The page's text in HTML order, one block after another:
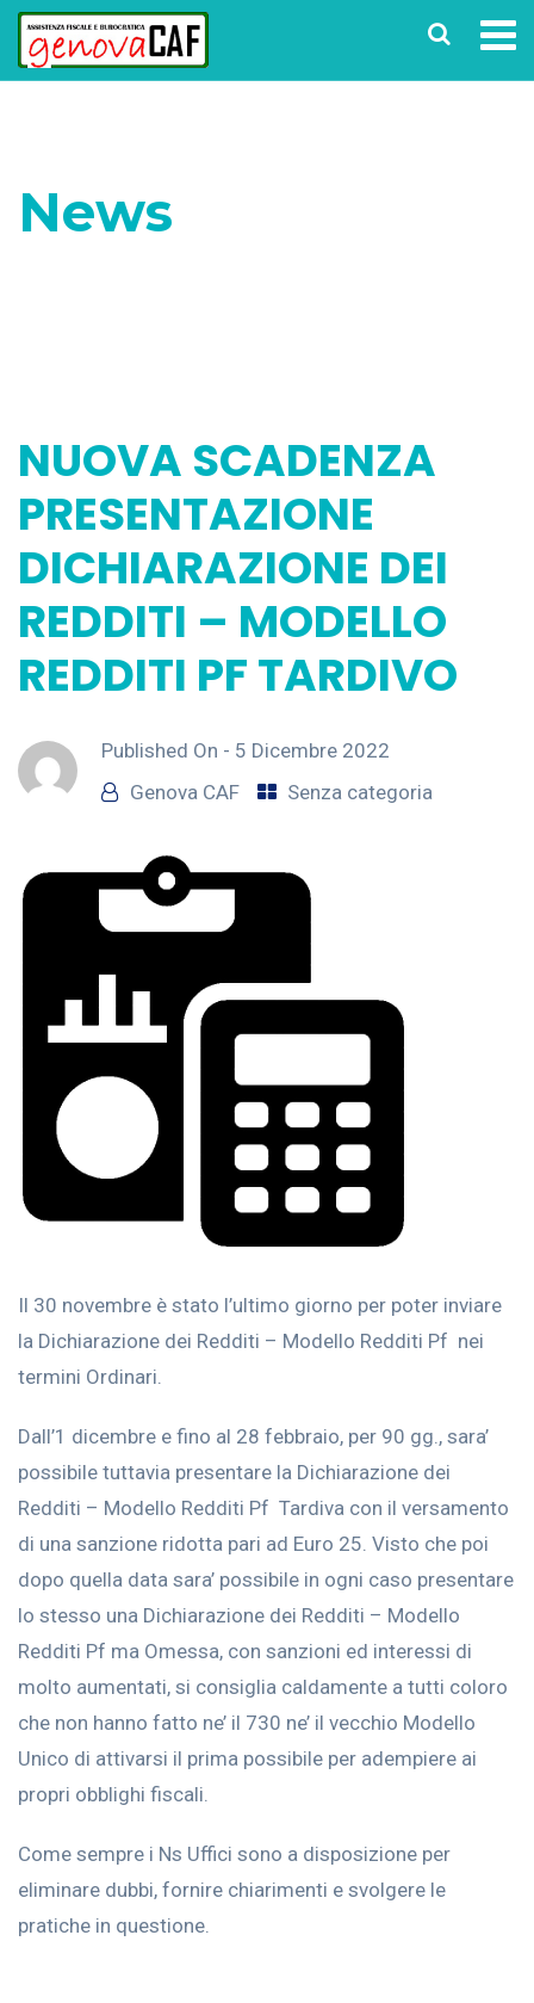
News
NUOVA SCADENZA
PRESENTAZIONE
DICHIARAZIONE DEI
REDDITI – MODELLO
REDDITI PF TARDIVO
Published On - 5 Dicembre 2022
Genova CAF
Senza categoria
Il 30 novembre è stato l’ultimo giorno per poter inviare
la Dichiarazione dei Redditi – Modello Redditi Pf nei
termini Ordinari.
Dall’1 dicembre e fino al 28 febbraio, per 90 gg., sara’
possibile tuttavia presentare la Dichiarazione dei
Redditi – Modello Redditi Pf Tardiva con il versamento
di una sanzione ridotta pari ad Euro 25. Visto che poi
dopo quella data sara’ possibile in ogni caso presentare
lo stesso una Dichiarazione dei Redditi – Modello
Redditi Pf ma Omessa, con sanzioni ed interessi di
molto aumentati, si consiglia caldamente a tutti coloro
che non hanno fatto ne’ il 730 ne’ il vecchio Modello
Unico di attivarsi il prima possibile per adempiere ai
propri obblighi fiscali.
Come sempre i Ns Uffici sono a disposizione per
eliminare dubbi, fornire chiarimenti e svolgere le
pratiche in questione.